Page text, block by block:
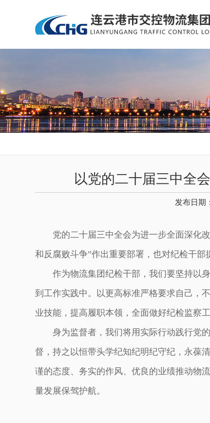
以党的二十届三中全
发布日期
党的二十届三中全会为进一步全面深化
和反腐败斗争”作出重要部署，也对纪检干部
作为物流集团纪检干部，我们要坚持以
到工作实践中。以更高标准严格要求自己，
业技能，提高履职本领，全面做好纪检监察工
身为监督者，我们将用实际行动践行党
督，持之以恒带头学纪知纪明纪守纪，永葆
谨的态度、务实的作风、优良的业绩推动物
量发展保驾护航。